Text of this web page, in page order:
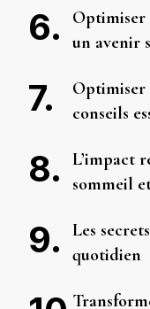
Optimiser
un avenir
Optimiser
conseils
L’impact
sommeil
Les
quotidien